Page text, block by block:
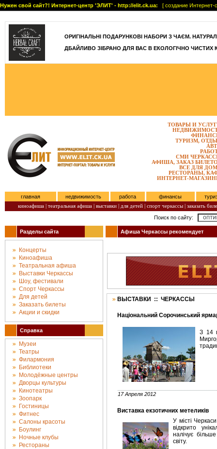
Нужен свой сайт?! Интернет-центр 'ЭЛИТ' - http://elit.ck.ua: [ создание Интернет-
]
ОРИГІНАЛЬНІ ПОДАРУНКОВІ НАБОРИ З ЧАЄМ.
ДБАЙЛИВО ЗІБРАНО ДЛЯ ВАС В ЕКОЛОГІЧНО ЧИСТИХ
ТОВАРЫ И
ТУРИЗМ,
СМИ
АФИША, ЗАКАЗ
ВСЕ ДЛЯ
РЕСТОРАНЫ,
ИНТЕРНЕТ-
главная недвижимость работа финансы
киноафиша | театральная афиша | выставки | для детей | спорт черкассы | заказать
Поиск по сайту:
Разделы сайта
Концерты
Киноафиша
Театральная афиша
Выставки Черкассы
Шоу, фестивали
Спорт Черкассы
Для детей
Заказать билеты
Акции и скидки
Справка
Музеи
Театры
Филармония
Библиотеки
Молодёжные центры
Дворцы культуры
Кинотеатры
Зоопарк
Гостиницы
Фитнес
Салоны красоты
Боулинг
Ночные клубы
Рестораны
Афиша Черкассы рекомендует
ВЫСТАВКИ :: ЧЕРКАССЫ
Національний Сорочинський
З 14
17 Апреля 2012
Виставка екзотичних метеликів
У місті
відкрито
налічує
світу.